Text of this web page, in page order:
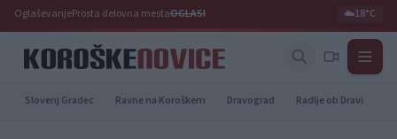
OglaševanjeProsta delovna mestaOGLASI ☁️18°C
Slovenj Gradec Ravne na Koroškem Dravograd Radlje ob Dravi